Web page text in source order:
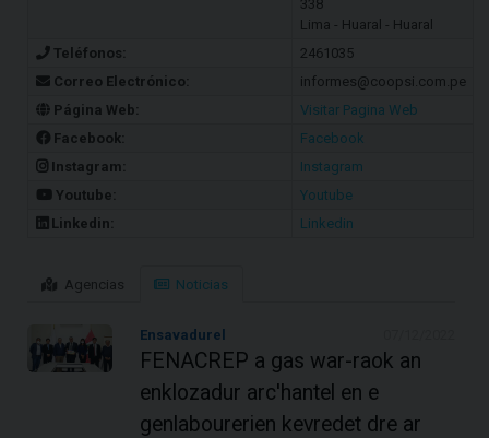
338
Lima - Huaral - Huaral
Teléfonos:
2461035
Correo Electrónico:
informes@coopsi.com.pe
Página Web:
Visitar Pagina Web
Facebook:
Facebook
Instagram:
Instagram
Youtube:
Youtube
Linkedin:
Linkedin
Agencias Noticias
Ensavadurel
FENACREP a gas war-raok an
enklozadur arc'hantel en e
genlabourerien kevredet dre ar